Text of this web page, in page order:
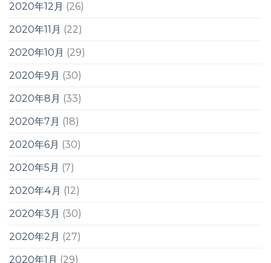
2020年12月 (26)
2020年11月 (22)
2020年10月 (29)
2020年9月 (30)
2020年8月 (33)
2020年7月 (18)
2020年6月 (30)
2020年5月 (7)
2020年4月 (12)
2020年3月 (30)
2020年2月 (27)
2020年1月 (29)